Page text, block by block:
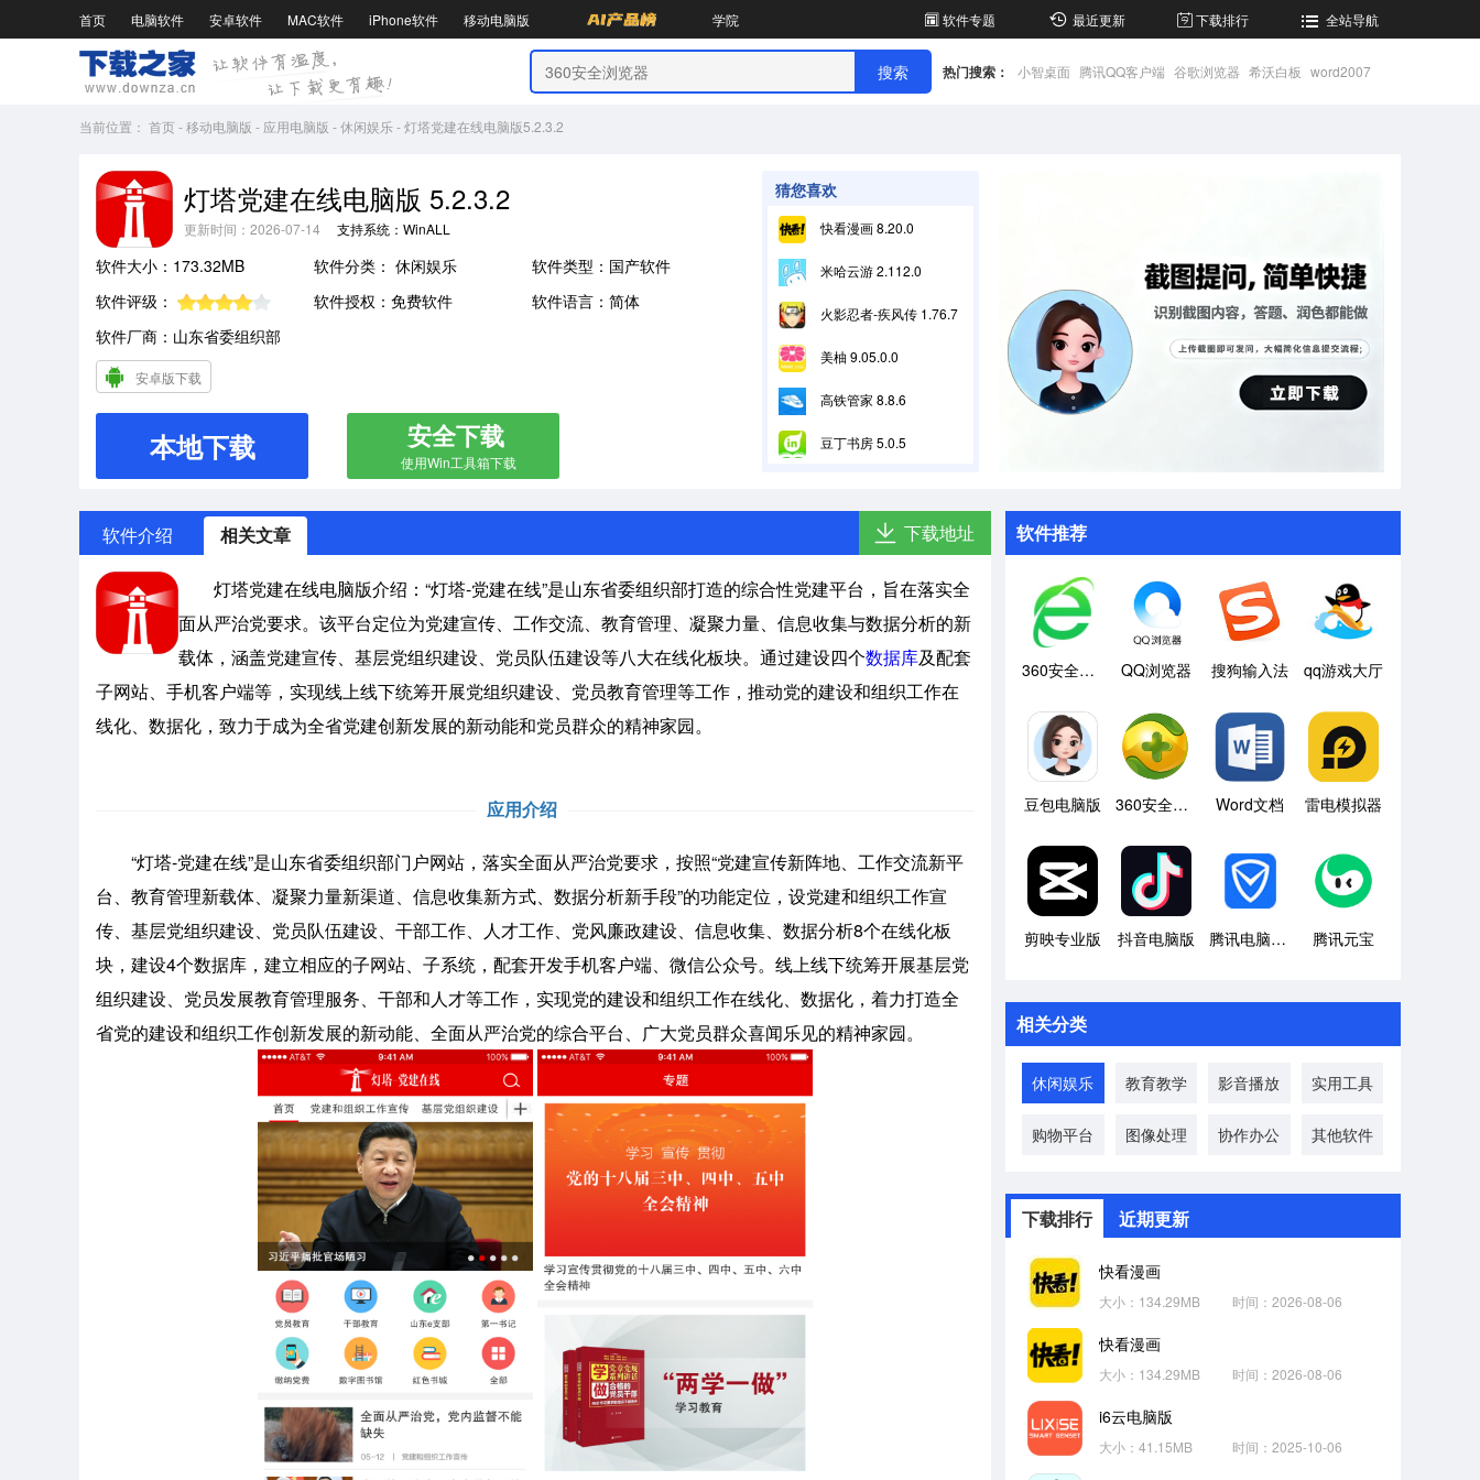
首页 电脑软件 安卓软件 MAC软件 iPhone软件 移动电脑版 学院 软件专题 最近更新 下载排行 全站导航
热门搜索： 小智桌面 腾讯QQ客户端 谷歌浏览器 希沃白板 word2007
当前位置： 首页-移动电脑版 - 应用电脑版 -休闲娱乐-灯塔党建在线电脑版5.2.3.2
灯塔党建在线电脑版 5.2.3.2
更新时间：2026-07-14 支持系统：WinALL
软件大小：173.32MB 软件分类： 休闲娱乐
软件类型：国产软件
软件评级：
软件授权：免费软件
软件语言：简体
软件厂商：山东省委组织部
安卓版下载
本地下载 安全下载
使用Win工具箱下载
猜您喜欢
快看漫画 8.20.0
米哈云游 2.112.0
火影忍者-疾风传 1.76.76.8
美柚 9.05.0.0
高铁管家 8.8.6
豆丁书房 5.0.5
软件介绍 相关文章 下载地址
灯塔党建在线电脑版介绍：“灯塔-党建在线”是山东省委组织部打造的综合性党建平台，旨在落实全
面从严治党要求。该平台定位为党建宣传、工作交流、教育管理、凝聚力量、信息收集与数据分析的新
载体，涵盖党建宣传、基层党组织建设、党员队伍建设等八大在线化板块。通过建设四个数据库及配套
子网站、手机客户端等，实现线上线下统筹开展党组织建设、党员教育管理等工作，推动党的建设和组织工作在
线化、数据化，致力于成为全省党建创新发展的新动能和党员群众的精神家园。
应用介绍
“灯塔-党建在线”是山东省委组织部门户网站，落实全面从严治党要求，按照“党建宣传新阵地、工作交流新平
台、教育管理新载体、凝聚力量新渠道、信息收集新方式、数据分析新手段”的功能定位，设党建和组织工作宣
传、基层党组织建设、党员队伍建设、干部工作、人才工作、党风廉政建设、信息收集、数据分析8个在线化板
块，建设4个数据库，建立相应的子网站、子系统，配套开发手机客户端、微信公众号。线上线下统筹开展基层党
组织建设、党员发展教育管理服务、干部和人才等工作，实现党的建设和组织工作在线化、数据化，着力打造全
省党的建设和组织工作创新发展的新动能、全面从严治党的综合平台、广大党员群众喜闻乐见的精神家园。
软件推荐
360安全浏览器 QQ浏览器 搜狗输入法 qq游戏大厅
豆包电脑版 360安全卫士 Word文档 雷电模拟器
剪映专业版 抖音电脑版 腾讯电脑管家 腾讯元宝
相关分类
休闲娱乐 教育教学 影音播放 实用工具
购物平台 图像处理 协作办公 其他软件
下载排行 近期更新
快看漫画
大小：134.29MB 时间：2026-08-06
快看漫画
大小：134.29MB 时间：2026-08-06
i6云电脑版
大小：41.15MB 时间：2025-10-06